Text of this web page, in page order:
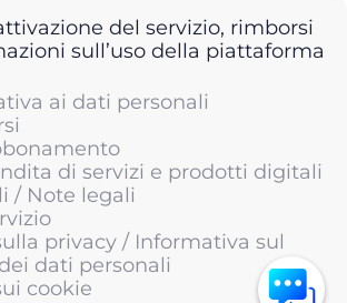
del servizio, rimborsi
sull’uso della piattaforma
ai dati personali
di servizi e prodotti digitali
/ Note legali
privacy / Informativa sul
dati personali
cookie